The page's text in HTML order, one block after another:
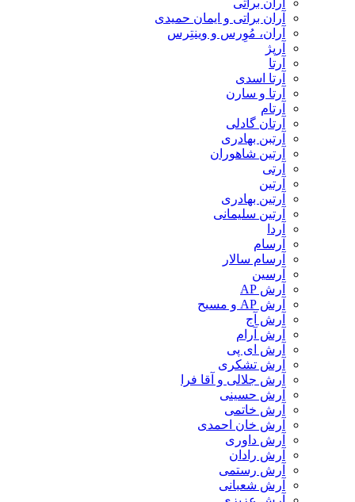
آران براتی
آران براتی و ایمان حمیدی
آران، مُوِرس و وینتِرس
آرپژ
آرتا
آرتا اسدی
آرتا و سارن
آرتام
آرتان گادلی
آرتبن بهادری
آرتين شاهوران
آرتی
آرتین
آرتین بهادری
آرتین سلیمانی
آردا
آرسام
آرسام سالار
آرسین
آرش AP
آرش AP و مسیح
آرش آج
آرش آرام
آرش ای پی
آرش تشکری
آرش جلالی و آقا فرا
آرش حسینی
آرش خاتمی
آرش خان احمدی
آرش داوری
آرش رادان
آرش رستمى
آرش شعبانی